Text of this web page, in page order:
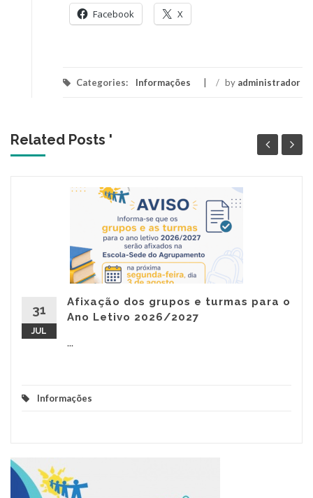
Facebook X
Categories: Informações / by administrador
Related Posts '
31
JUL
Afixação dos grupos e turmas para o
Ano Letivo 2026/2027
...
Informações